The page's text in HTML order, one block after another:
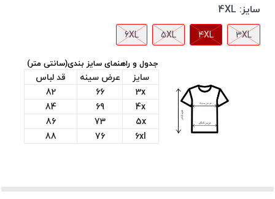
سایز: 4XL
3XL
4XL
5XL
6XL
جدول و راهنمای سایز بندی(سانتی متر)
سایز عرض سینه
قد لباس
3x
66
82
4x
69
84
5x
73
86
6xl
76
88